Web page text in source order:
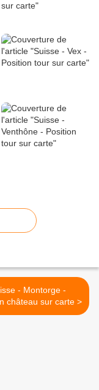
- Montorge -
Position château sur carte >